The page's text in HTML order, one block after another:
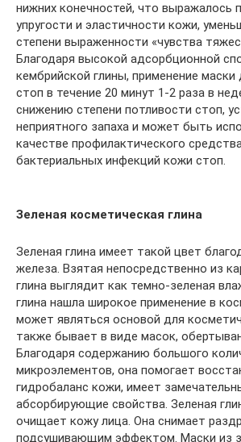
нижних конечностей, что выражалось
упругости и эластичности кожи,
степени выраженности «чувства
Благодаря высокой адсорбционной
кембрийской глины, применение маски
стоп в течение 20 минут 1-2 раза в
снижению степени потливости стоп,
неприятного запаха и может быть
качестве профилактического
бактериальных инфекций кожи стоп.
Зеленая косметическая глина
Зеленая глина имеет такой цвет
железа. Взятая непосредственно из
глина выглядит как темно-зеленая
глина нашла широкое применение в
может являться основой для
также бывает в виде масок,
Благодаря содержанию большого
микроэлементов, она помогает
гидробаланс кожи, имеет
абсорбирующие свойства. Зеленая
очищает кожу лица. Она снимает
подсушивающим эффектом. Маски из